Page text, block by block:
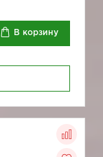
В корзину